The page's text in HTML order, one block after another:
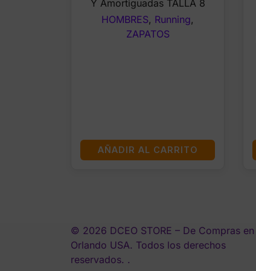
Y Amortiguadas TALLA 8
HOMBRES, Running,
ZAPATOS
AÑADIR AL CARRITO
© 2026 DCEO STORE – De Compras en
Orlando USA. Todos los derechos
reservados. .